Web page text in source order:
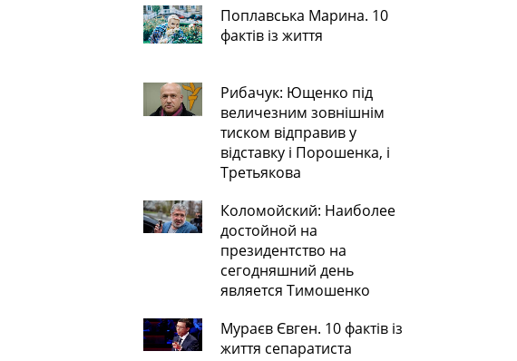
Поплавська Марина. 10
фактів із життя
Рибачук: Ющенко під
величезним зовнішнім
тиском відправив у
відставку і Порошенка, і
Третьякова
Коломойский: Наиболее
достойной на
президентство на
сегодняшний день
является Тимошенко
Мураєв Євген. 10 фактів із
життя сепаратиста